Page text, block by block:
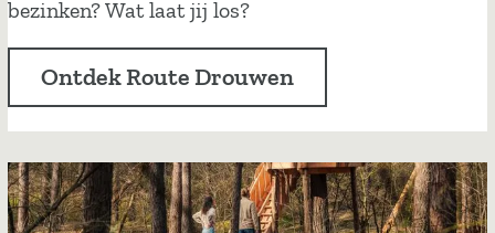
s
c
h
e
e
n
e
e
i
bezinken? Wat laat jij los?
Ontdek Route Drouwen